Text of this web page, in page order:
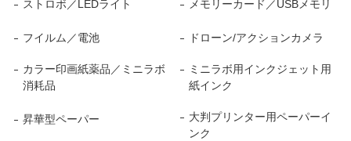
ストロボ／LEDライト メモリーカード／USBメモリ
フイルム／電池 ドローン/アクションカメラ
カラー印画紙薬品／ミニラボ
消耗品
ミニラボ用インクジェット用
紙インク
昇華型ペーパー
大判プリンター用ペーパーイ
ンク